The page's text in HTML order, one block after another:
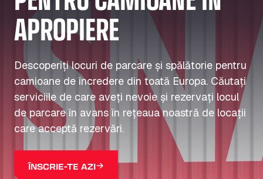
APROPIERE
Descoperiți locuri de parcare și spălătorie pentru
camioane de încredere din toată Europa. Căutați
serviciile de care aveți nevoie și rezervați locul
de parcare în avans în rețeaua noastră de locații
care acceptă rezervări.
ÎNSCRIE-TE AZI